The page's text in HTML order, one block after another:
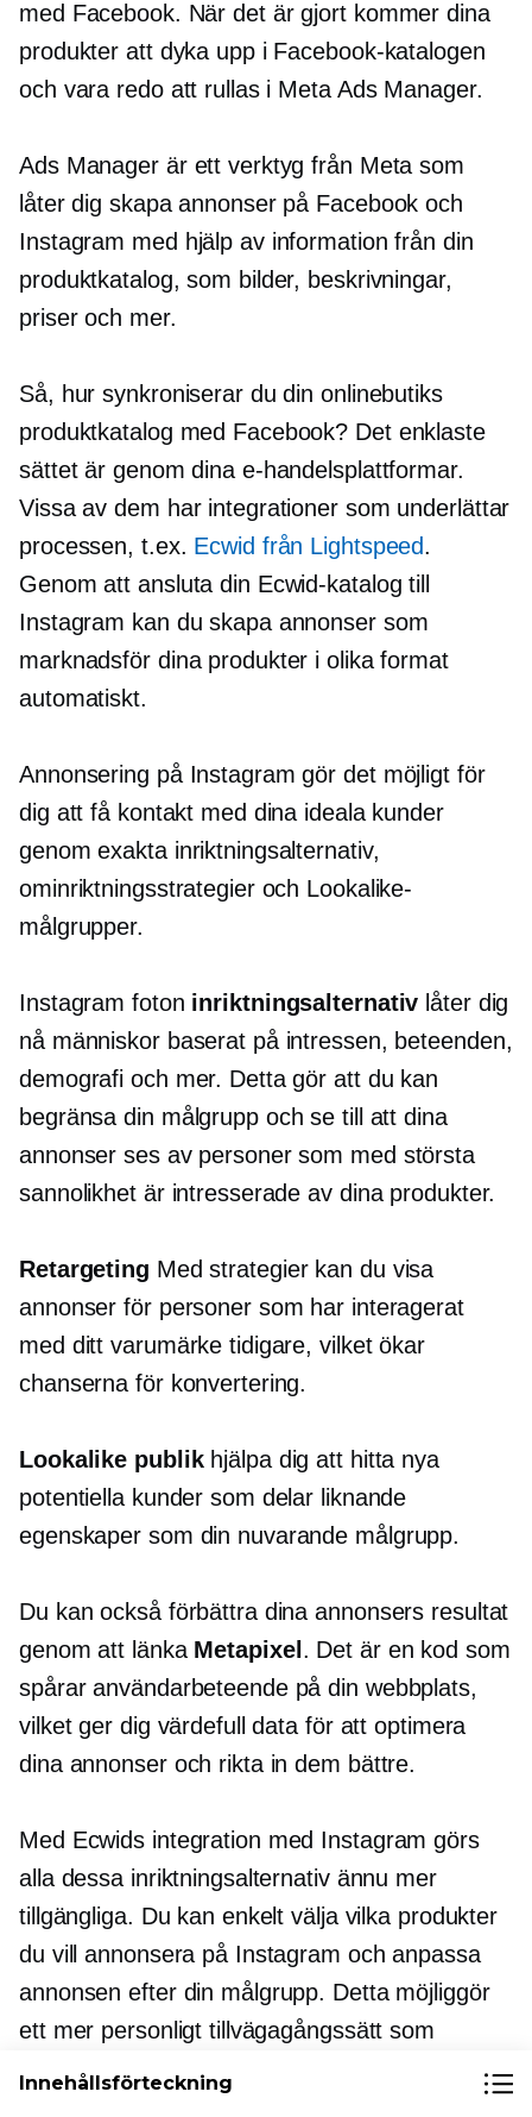
med Facebook. När det är gjort kommer dina
produkter att dyka upp i Facebook-katalogen
och vara redo att rullas i Meta Ads Manager.
Ads Manager är ett verktyg från Meta som
låter dig skapa annonser på Facebook och
Instagram med hjälp av information från din
produktkatalog, som bilder, beskrivningar,
priser och mer.
Så, hur synkroniserar du din onlinebutiks
produktkatalog med Facebook? Det enklaste
sättet är genom dina e-handelsplattformar.
Vissa av dem har integrationer som underlättar
processen, t.ex. Ecwid från Lightspeed.
Genom att ansluta din Ecwid-katalog till
Instagram kan du skapa annonser som
marknadsför dina produkter i olika format
automatiskt.
Annonsering på Instagram gör det möjligt för
dig att få kontakt med dina ideala kunder
genom exakta inriktningsalternativ,
ominriktningsstrategier och Lookalike-
målgrupper.
Instagram foton inriktningsalternativ låter dig
nå människor baserat på intressen, beteenden,
demografi och mer. Detta gör att du kan
begränsa din målgrupp och se till att dina
annonser ses av personer som med största
sannolikhet är intresserade av dina produkter.
Retargeting Med strategier kan du visa
annonser för personer som har interagerat
med ditt varumärke tidigare, vilket ökar
chanserna för konvertering.
Lookalike publikhjälpa dig att hitta nya
potentiella kunder som delar liknande
egenskaper som din nuvarande målgrupp.
Du kan också förbättra dina annonsers resultat
genom att länka Metapixel . Det är en kod som
spårar användarbeteende på din webbplats,
vilket ger dig värdefull data för att optimera
dina annonser och rikta in dem bättre.
Med Ecwids integration med Instagram görs
alla dessa inriktningsalternativ ännu mer
tillgängliga. Du kan enkelt välja vilka produkter
du vill annonsera på Instagram och anpassa
annonsen efter din målgrupp. Detta möjliggör
ett mer personligt tillvägagångssätt som
resonerar med potentiella kunder.
Innehållsförteckning